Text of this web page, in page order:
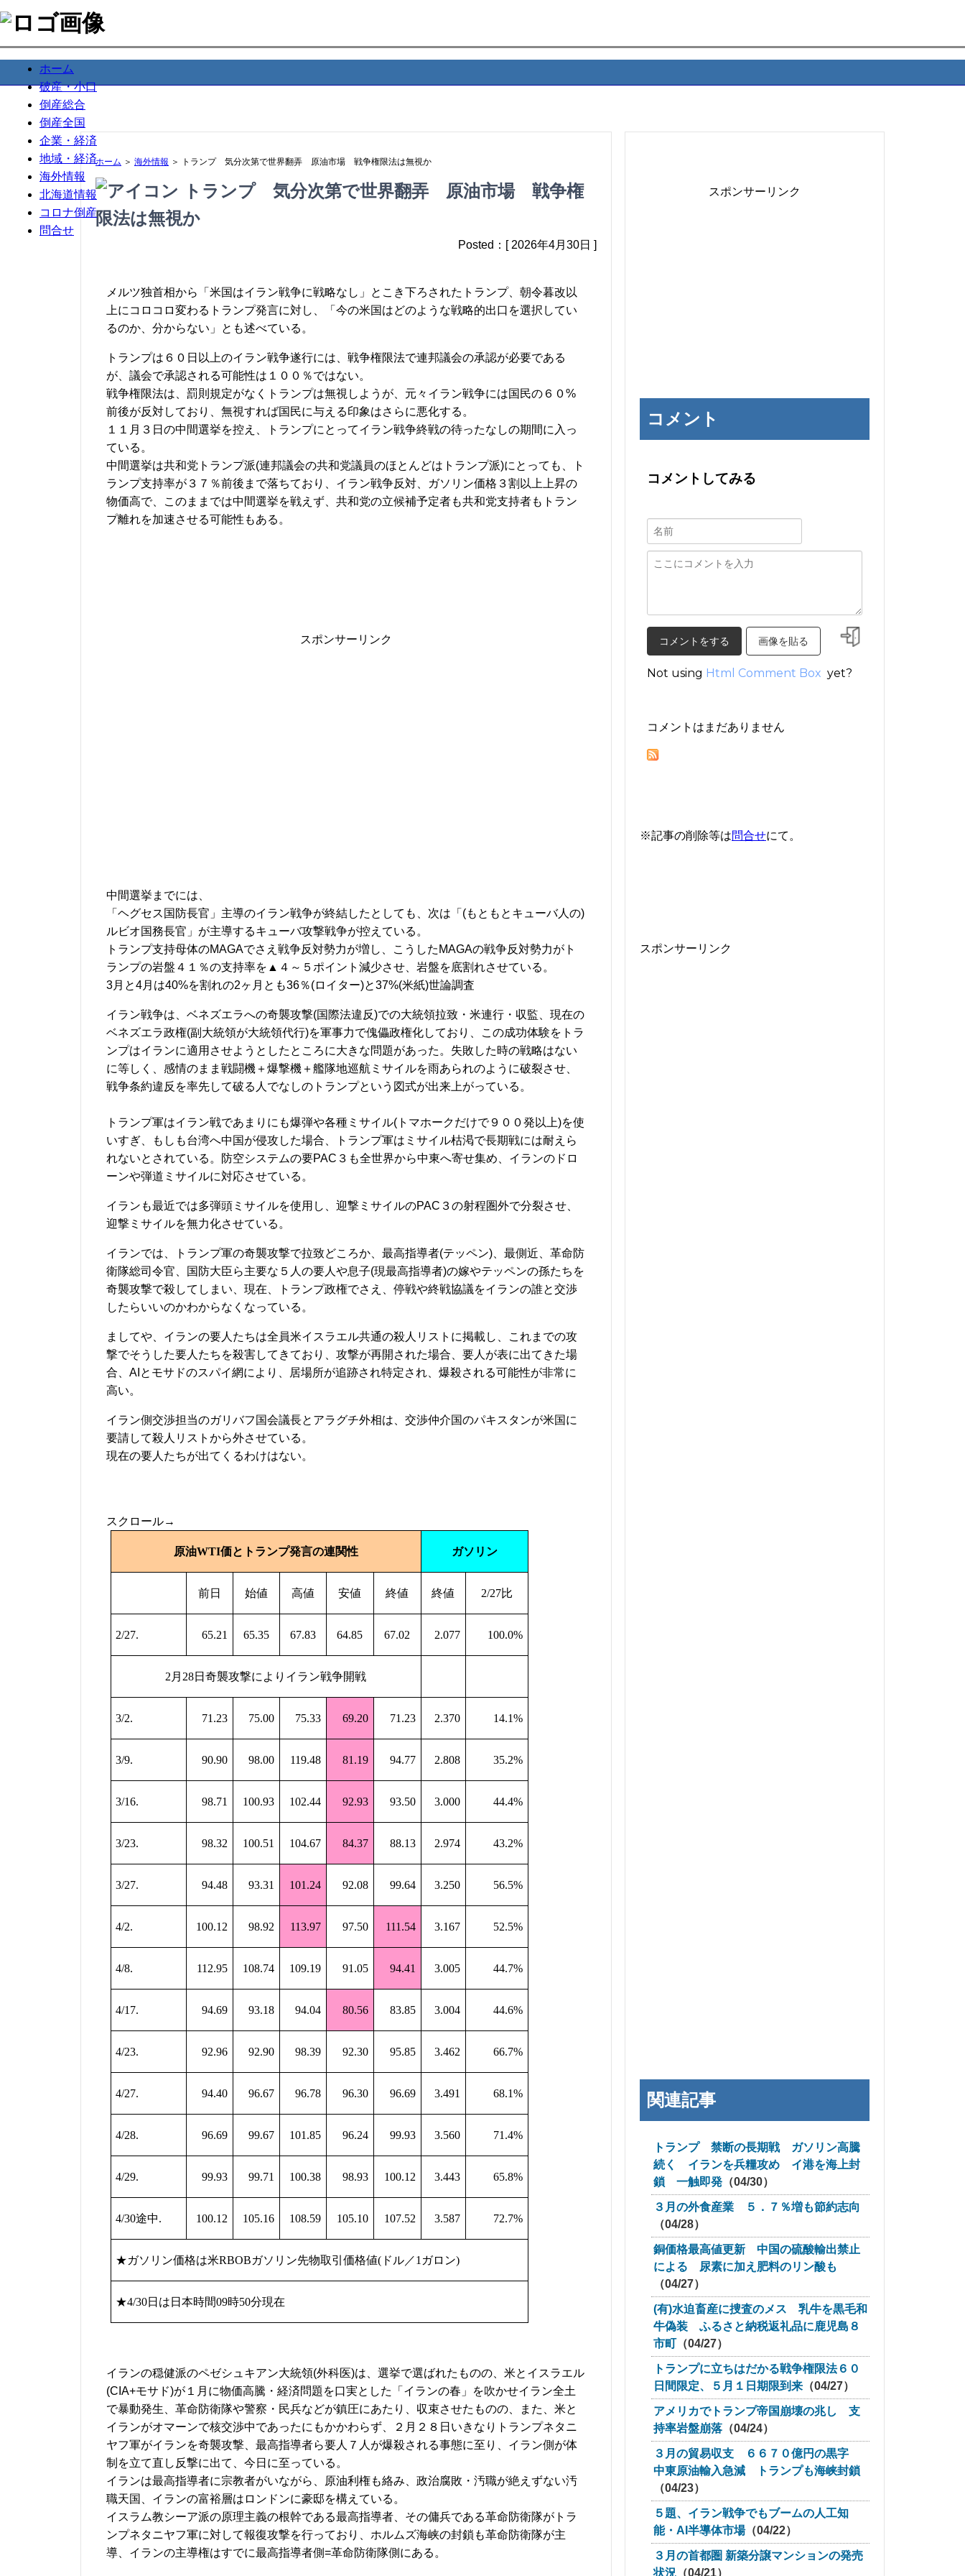
ホーム
破産・小口
倒産総合
倒産全国
企業・経済
地域・経済
海外情報
北海道情報
コロナ倒産
問合せ
ホーム ＞ 海外情報 ＞ トランプ 気分次第で世界翻弄 原油市場 戦争権限法は無視か
トランプ 気分次第で世界翻弄 原油市場 戦争権
限法は無視か
Posted：[ 2026年4月30日 ]
メルツ独首相から「米国はイラン戦争に戦略なし」とこき下ろされたトランプ、朝令暮改以
上にコロコロ変わるトランプ発言に対し、「今の米国はどのような戦略的出口を選択してい
るのか、分からない」とも述べている。
トランプは６０日以上のイラン戦争遂行には、戦争権限法で連邦議会の承認が必要である
が、議会で承認される可能性は１００％ではない。
戦争権限法は、罰則規定がなくトランプは無視しようが、元々イラン戦争には国民の６０%
前後が反対しており、無視すれば国民に与える印象はさらに悪化する。
１１月３日の中間選挙を控え、トランプにとってイラン戦争終戦の待ったなしの期間に入っ
ている。
中間選挙は共和党トランプ派(連邦議会の共和党議員のほとんどはトランプ派)にとっても、ト
ランプ支持率が３７％前後まで落ちており、イラン戦争反対、ガソリン価格３割以上上昇の
物価高で、このままでは中間選挙を戦えず、共和党の立候補予定者も共和党支持者もトラン
プ離れを加速させる可能性もある。
スポンサーリンク
中間選挙までには、
「ヘグセス国防長官」主導のイラン戦争が終結したとしても、次は「(もともとキューバ人の)
ルビオ国務長官」が主導するキューバ攻撃戦争が控えている。
トランプ支持母体のMAGAでさえ戦争反対勢力が増し、こうしたMAGAの戦争反対勢力がト
ランプの岩盤４１％の支持率を▲４～５ポイント減少させ、岩盤を底割れさせている。
3月と4月は40%を割れの2ヶ月とも36％(ロイター)と37%(米紙)世論調査
イラン戦争は、ベネズエラへの奇襲攻撃(国際法違反)での大統領拉致・米連行・収監、現在の
ベネズエラ政権(副大統領が大統領代行)を軍事力で傀儡政権化しており、この成功体験をトラ
ンプはイランに適用させようとしたところに大きな問題があった。失敗した時の戦略はない
に等しく、感情のまま戦闘機＋爆撃機＋艦隊地巡航ミサイルを雨あられのように破裂させ、
戦争条約違反を率先して破る人でなしのトランプという図式が出来上がっている。
トランプ軍はイラン戦であまりにも爆弾や各種ミサイル(トマホークだけで９００発以上)を使
いすぎ、もしも台湾へ中国が侵攻した場合、トランプ軍はミサイル枯渇で長期戦には耐えら
れないとされている。防空システムの要PAC３も全世界から中東へ寄せ集め、イランのドロ
ーンや弾道ミサイルに対応させている。
イランも最近では多弾頭ミサイルを使用し、迎撃ミサイルのPAC３の射程圏外で分裂させ、
迎撃ミサイルを無力化させている。
イランでは、トランプ軍の奇襲攻撃で拉致どころか、最高指導者(テッペン)、最側近、革命防
衛隊総司令官、国防大臣ら主要な５人の要人や息子(現最高指導者)の嫁やテッペンの孫たちを
奇襲攻撃で殺してしまい、現在、トランプ政権でさえ、停戦や終戦協議をイランの誰と交渉
したらいいのかわからなくなっている。
ましてや、イランの要人たちは全員米イスラエル共通の殺人リストに掲載し、これまでの攻
撃でそうした要人たちを殺害してきており、攻撃が再開された場合、要人が表に出てきた場
合、AIとモサドのスパイ網により、居場所が追跡され特定され、爆殺される可能性が非常に
高い。
イラン側交渉担当のガリバフ国会議長とアラグチ外相は、交渉仲介国のパキスタンが米国に
要請して殺人リストから外させている。
現在の要人たちが出てくるわけはない。
スクロール→
原油WTI価とトランプ発言の連関性 ガソリン
前日 始値 高値 安値 終値 終値 2/27比
2/27. 65.21 65.35 67.83 64.85 67.02 2.077 100.0%
2 月 28日奇襲攻撃によりイラン戦争開戦
3/2. 71.23 75.00 75.33 69.20 71.23 2.370 14.1%
3/9. 90.90 98.00 119.48 81.19 94.77 2.808 35.2%
3/16. 98.71 100.93 102.44 92.93 93.50 3.000 44.4%
3/23. 98.32 100.51 104.67 84.37 88.13 2.974 43.2%
3/27. 94.48 93.31 101.24 92.08 99.64 3.250 56.5%
4/2. 100.12 98.92 113.97 97.50 111.54 3.167 52.5%
4/8. 112.95 108.74 109.19 91.05 94.41 3.005 44.7%
4/17. 94.69 93.18 94.04 80.56 83.85 3.004 44.6%
4/23. 92.96 92.90 98.39 92.30 95.85 3.462 66.7%
4/27. 94.40 96.67 96.78 96.30 96.69 3.491 68.1%
4/28. 96.69 99.67 101.85 96.24 99.93 3.560 71.4%
4/29. 99.93 99.71 100.38 98.93 100.12 3.443 65.8%
4/30途中. 100.12 105.16 108.59 105.10 107.52 3.587 72.7%
★ガソリン価格は米RBOBガソリン先物取引価格値( ドル／1 ガロン)
★4/30日は日本時間09時50分現在
イランの穏健派のペゼシュキアン大統領(外科医)は、選挙で選ばれたものの、米とイスラエル
(CIA+モサド)が１月に物価高騰・経済問題を口実とした「イランの春」を吹かせイラン全土
で暴動発生、革命防衛隊や警察・民兵などが鎮圧にあたり、収束させたものの、また、米と
イランがオマーンで核交渉中であったにもかかわらず、２月２８日いきなりトランプネタニ
ヤフ軍がイランを奇襲攻撃、最高指導者ら要人７人が爆殺される事態に至り、イラン側が体
制を立て直し反撃に出て、今日に至っている。
イランは最高指導者に宗教者がいながら、原油利権も絡み、政治腐敗・汚職が絶えずない汚
職天国、イランの富裕層はロンドンに豪邸を構えている。
イスラム教シーア派の原理主義の根幹である最高指導者、その傭兵である革命防衛隊がトラ
ンプネタニヤフ軍に対して報復攻撃を行っており、ホルムズ海峡の封鎖も革命防衛隊が主
導、イランの主導権はすでに最高指導者側=革命防衛隊側にある。
スポンサーリンク
コメント
コメントしてみる
画像を貼る
Not using Html Comment Box yet?
コメントはまだありません
※記事の削除等は問合せにて。
スポンサーリンク
関連記事
トランプ 禁断の長期戦 ガソリン高騰
続く イランを兵糧攻め イ港を海上封
鎖 一触即発 （04/30）
３月の外食産業 ５．７％増も節約志向
（04/28）
銅価格最高値更新 中国の硫酸輸出禁止
による 尿素に加え肥料のリン酸も
（04/27）
(有)水迫畜産に捜査のメス 乳牛を黒毛和
牛偽装 ふるさと納税返礼品に鹿児島８
市町（04/27）
トランプに立ちはだかる戦争権限法６０
日間限定、５月１日期限到来 （04/27）
アメリカでトランプ帝国崩壊の兆し 支
持率岩盤崩落 （04/24）
３月の貿易収支 ６６７０億円の黒字
中東原油輸入急減 トランプも海峡封鎖
（04/23）
５題、イラン戦争でもブームの人工知
能・AI半導体市場（04/22）
３月の首都圏 新築分譲マンションの発売
状況 （04/21）